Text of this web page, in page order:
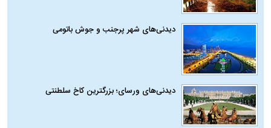
دیدنی‌های شهر پرجنب و جوش باتومی
دیدنی‌های ورسای؛ بزرگترین کاخ سلطنتی